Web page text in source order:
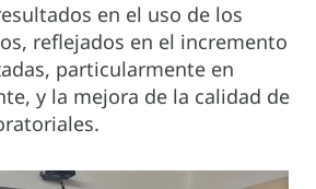
en el uso de los
reflejados en el incremento
particularmente en
y la mejora de la calidad de